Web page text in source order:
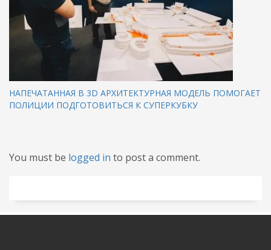
НАПЕЧАТАННАЯ В 3D АРХИТЕКТУРНАЯ МОДЕЛЬ ПОМОГАЕТ
ПОЛИЦИИ ПОДГОТОВИТЬСЯ К СУПЕРКУБКУ
You must be logged in to post a comment.